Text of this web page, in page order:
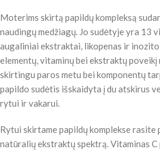
Moterims skirtą papildų kompleksą
naudingų medžiagų. Jo sudėtyje yra 13
augaliniai ekstraktai, likopenas ir
elementų, vitaminų bei ekstraktų
skirtingu paros metu bei komponentų
papildo sudėtis išskaidyta į du atskirus
rytui ir vakarui.
Rytui skirtame papildų komplekse
natūralių ekstraktų spektrą. Vitaminas